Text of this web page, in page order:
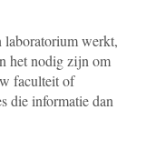
laboratorium werkt,
het nodig zijn om
faculteit of
die informatie dan